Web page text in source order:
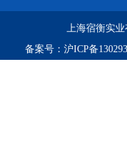
上海宿衡实
备案号： 沪ICP备